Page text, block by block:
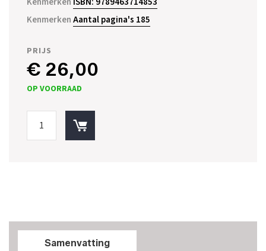
KenmerkenAantal pagina's 185
PRIJS
€ 26,00
OP VOORRAAD
Samenvatting